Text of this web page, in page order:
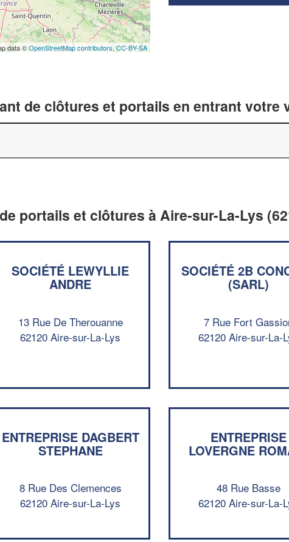
data ©OpenStreetMap contributors, CC-BY-SA
de clôtures et portails en entrant
portails et clôtures à Aire-sur-La-Lys
SOCIÉTÉ LEWYLLIE
ANDRE
13 Rue De Therouanne
62120 Aire-sur-La-Lys
SOCIÉTÉ 2B
(SARL)
7 Rue Fort
62120 Aire-sur-La-
ENTREPRISE DAGBERT
STEPHANE
8 Rue Des Clemences
62120 Aire-sur-La-Lys
ENTREPRISE
LOVERGNE
48 Rue Basse
62120 Aire-sur-La-